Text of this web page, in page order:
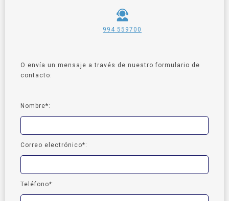
994 559700
O envía un mensaje a través de nuestro formulario de
contacto:
Nombre*:
Correo electrónico*:
Teléfono*: